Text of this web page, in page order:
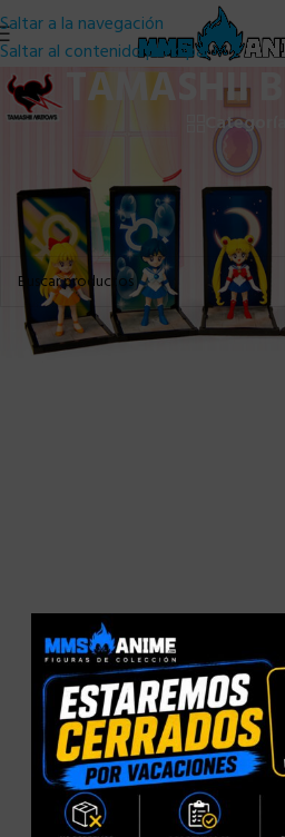
Saltar a la navegación
Saltar al contenido principal
TAMASHII
Categorías
Tamashii Buddies
No se han encontrado productos
selección.